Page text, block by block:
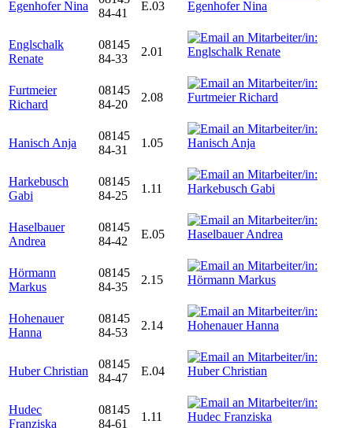
Egenhofer Nina
84-41
E.03
Englschalk
Renate
08145
84-33
2.01
Furtmeier
Richard
08145
84-20
2.08
Hanisch Anja
08145
84-31
1.05
Harkebusch
Gabi
08145
84-25
1.11
Haselbauer
Andrea
08145
84-42
E.05
Hörmann
Markus
08145
84-35
2.15
Hohenauer
Hanna
08145
84-53
2.14
Huber Christian
08145
84-47
E.04
Hudec
Franziska
08145
84-61
1.11